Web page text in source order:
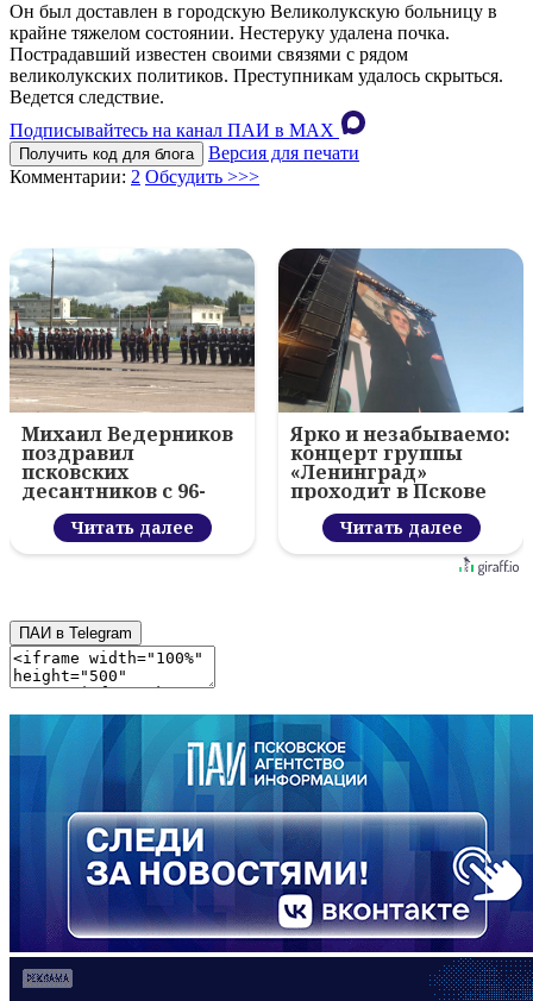
Он был доставлен в городскую Великолукскую больницу в
крайне тяжелом состоянии. Нестеруку удалена почка.
Пострадавший известен своими связями с рядом
великолукских политиков. Преступникам удалось скрыться.
Ведется следствие.
Подписывайтесь на канал ПАИ в MAХ
Получить код для блога
Версия для печати
Комментарии: 2 Обсудить >>>
Михаил Ведерников
поздравил
псковских
десантников с 96-
летием ВДВ и
вручил награды
Читать далее
Ярко и незабываемо:
концерт группы
«Ленинград»
проходит в Пскове
Читать далее
ПАИ в Telegram